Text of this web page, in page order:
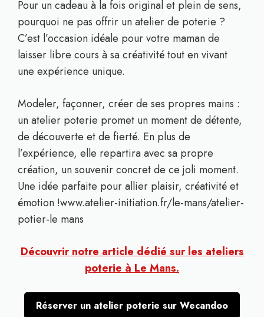
Pour un cadeau à la fois original et plein de sens,
pourquoi ne pas offrir un atelier de poterie ?
C’est l’occasion idéale pour votre maman de
laisser libre cours à sa créativité tout en vivant
une expérience unique.
Modeler, façonner, créer de ses propres mains :
un atelier poterie promet un moment de détente,
de découverte et de fierté. En plus de
l’expérience, elle repartira avec sa propre
création, un souvenir concret de ce joli moment.
Une idée parfaite pour allier plaisir, créativité et
émotion !www.atelier-initiation.fr/le-mans/atelier-
potier-le mans
Découvrir notre article dédié sur les ateliers
poterie à Le Mans.
Réserver un atelier poterie sur Wecandoo